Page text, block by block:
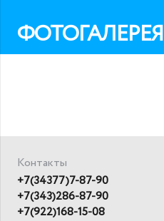
ФОТОГАЛЕРЕЯ
Контакты
+7(34377)7-87-90
+7(343)286-87-90
+7(922)168-15-08